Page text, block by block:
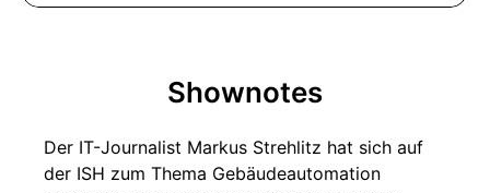
Shownotes
Der IT-Journalist Markus Strehlitz hat sich auf
der ISH zum Thema Gebäudeautomation